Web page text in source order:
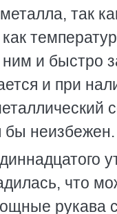
так
ним и быстро
и при
бы неизбежен.
что
рукава